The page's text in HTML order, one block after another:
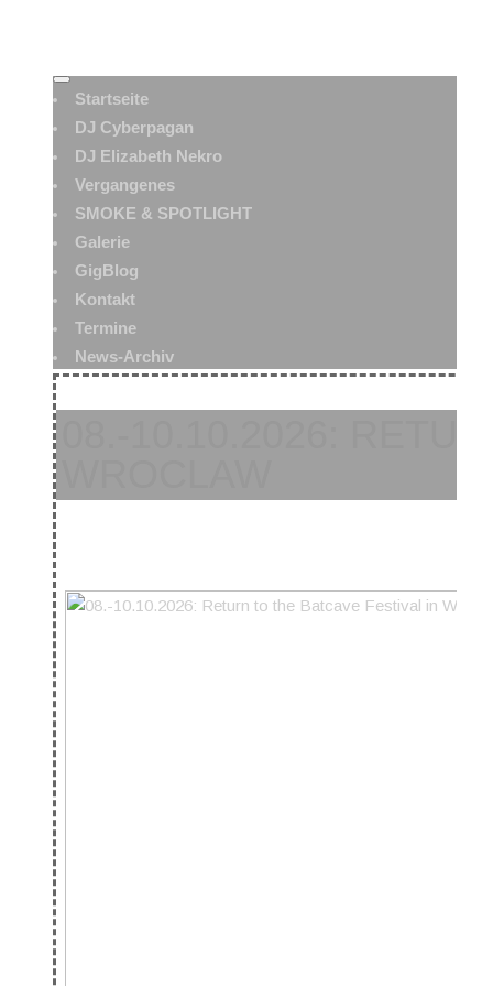
Startseite
DJ Cyberpagan
DJ Elizabeth Nekro
Vergangenes
SMOKE & SPOTLIGHT
Galerie
GigBlog
Kontakt
Termine
News-Archiv